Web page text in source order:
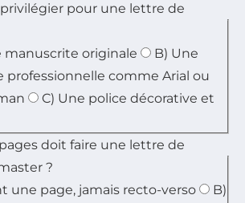
privilégier pour une lettre de
manuscrite originale
B) Une
professionnelle comme Arial ou
C) Une police décorative et
doit faire une lettre de
?
une page, jamais recto-verso
B)